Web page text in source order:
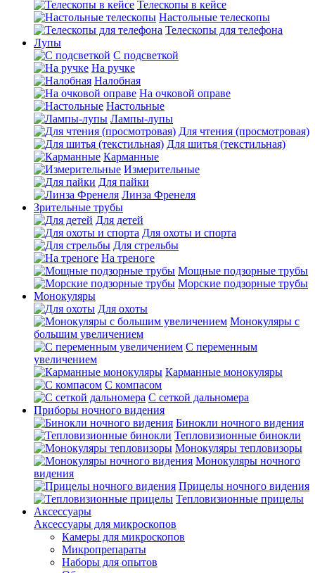
Телескопы в кейсе
Настольные телескопы
Телескопы для телефона
Лупы
С подсветкой
На ручке
Налобная
На очковой оправе
Настольные
Лампы-лупы
Для чтения (просмотровая)
Для шитья (текстильная)
Карманные
Измерительные
Для пайки
Линза Френеля
Зрительные трубы
Для детей
Для охоты и спорта
Для стрельбы
На треноге
Мощные подзорные трубы
Морские подзорные трубы
Монокуляры
Для охоты
Монокуляры с
большим увеличением
С переменным
увеличением
Карманные монокуляры
С компасом
С сеткой дальномера
Приборы ночного видения
Бинокли ночного видения
Тепловизионные бинокли
Монокуляры тепловизоры
Монокуляры ночного
видения
Прицелы ночного видения
Тепловизионные прицелы
Аксессуары
Аксессуары для микроскопов
Камеры для микроскопов
Микропрепараты
Наборы для опытов